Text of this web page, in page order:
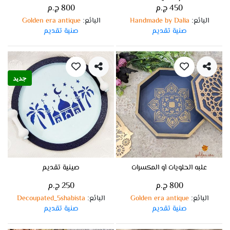
450 ج.م
البائع:
Handmade by Dalia
صنية تقديم
800 ج.م
البائع:
Golden era antique
صنية تقديم
علبه الحلويات أو المكسرات
800 ج.م
البائع:
Golden era antique
صنية تقديم
جديد
صينية تقديم
250 ج.م
البائع:
Decoupated_5shabista
صنية تقديم